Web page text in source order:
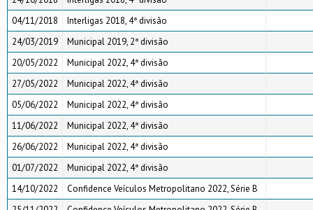
04/11/2018
Interligas 2018, 4ª divisão
24/03/2019
Municipal 2019, 2ª divisão
20/05/2022
Municipal 2022, 4ª divisão
27/05/2022
Municipal 2022, 4ª divisão
05/06/2022
Municipal 2022, 4ª divisão
11/06/2022
Municipal 2022, 4ª divisão
26/06/2022
Municipal 2022, 4ª divisão
01/07/2022
Municipal 2022, 4ª divisão
14/10/2022
Confidence Veículos Metropolitano 2022, Série B